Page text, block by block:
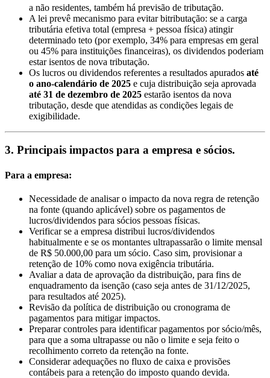
a não residentes, também há previsão de tributação.
A lei prevê mecanismo para evitar bitributação: se a carga
tributária efetiva total (empresa + pessoa física) atingir
determinado teto (por exemplo, 34% para empresas em geral
ou 45% para instituições financeiras), os dividendos poderiam
estar isentos de nova tributação.
Os lucros ou dividendos referentes a resultados apurados até
o ano-calendário de 2025 e cuja distribuição seja aprovada
até 31 de dezembro de 2025 estarão isentos da nova
tributação, desde que atendidas as condições legais de
exigibilidade.
3. Principais impactos para a empresa e sócios.
Para a empresa:
Necessidade de analisar o impacto da nova regra de retenção
na fonte (quando aplicável) sobre os pagamentos de
lucros/dividendos para sócios pessoas físicas.
Verificar se a empresa distribui lucros/dividendos
habitualmente e se os montantes ultrapassarão o limite mensal
de R$ 50.000,00 para um sócio. Caso sim, provisionar a
retenção de 10% como nova exigência tributária.
Avaliar a data de aprovação da distribuição, para fins de
enquadramento da isenção (caso seja antes de 31/12/2025,
para resultados até 2025).
Revisão da política de distribuição ou cronograma de
pagamentos para mitigar impactos.
Preparar controles para identificar pagamentos por sócio/mês,
para que a soma ultrapasse ou não o limite e seja feito o
recolhimento correto da retenção na fonte.
Considerar adequações no fluxo de caixa e provisões
contábeis para a retenção do imposto quando devida.